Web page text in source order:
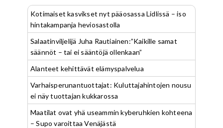
Kotimaiset kasvikset nyt pääosassa Lidlissä – iso
hintakampanja heviosastolla
Salaatinviljelijä Juha Rautiainen:”Kaikille samat
säännöt – tai ei sääntöjä ollenkaan”
Alanteet kehittävät elämyspalvelua
Varhaisperunantuottajat: Kuluttajahintojen nousu
ei näy tuottajan kukkarossa
Maatilat ovat yhä useammin kyberuhkien kohteena
– Supo varoittaa Venäjästä